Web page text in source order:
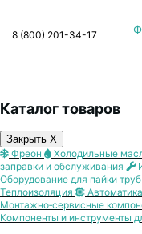
8 (800) 201-34-17
Каталог товаров
Закрыть X
Фреон
Холодильные
заправки и обслуживания
Оборудование для пайки труб
Теплоизоляция
Монтажно‑сервисные
Компоненты и инструменты